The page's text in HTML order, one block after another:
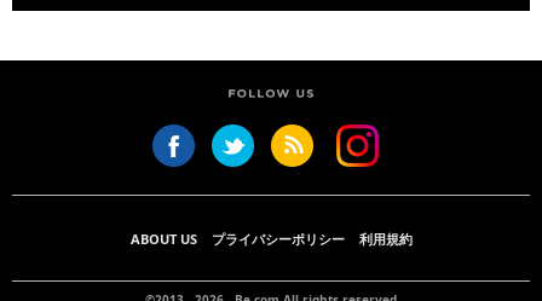
ABOUT US プライバシーポリシー 利用規約